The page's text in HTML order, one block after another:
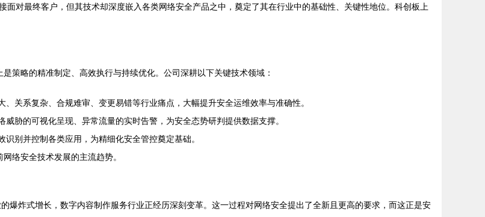
面对最终客户，但其技术却深度嵌入各类网络安全产品之中，奠定了其在行业中的基础性、关键性地位。科创板上
略的精准制定、高效执行与持续优化。公司深耕以下关键技术领域：
关系复杂、合规难审、变更易错等行业痛点，大幅提升安全运维效率与准确性。
胁的可视化呈现、异常流量的实时告警，为安全态势研判提供数据支撑。
别并控制各类应用，为精细化安全管控奠定基础。
络安全技术发展的主流趋势。
爆炸式增长，数字内容制作服务行业正经历深刻变革。这一过程对网络安全提出了全新且更高的要求，而这正是安